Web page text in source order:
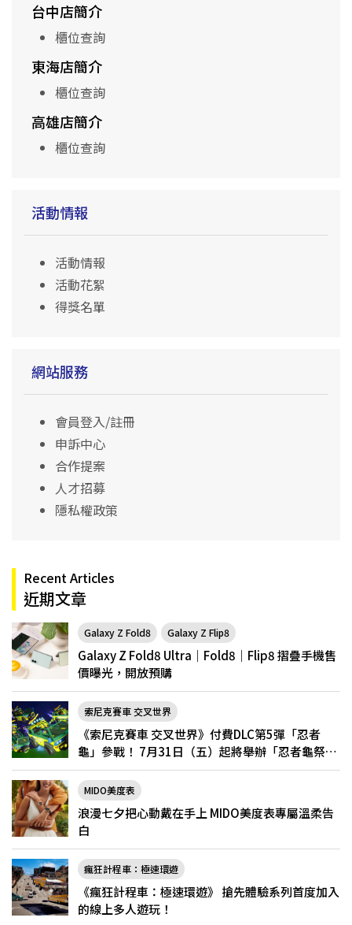
台中店簡介
櫃位查詢
東海店簡介
櫃位查詢
高雄店簡介
櫃位查詢
活動情報
活動情報
活動花絮
得獎名單
網站服務
會員登入/註冊
申訴中心
合作提案
人才招募
隱私權政策
Recent Articles
近期文章
Galaxy Z Fold8 Galaxy Z Flip8
Galaxy Z Fold8 Ultra｜Fold8｜Flip8 摺疊手機售
價曝光，開放預購
索尼克賽車 交叉世界
《索尼克賽車 交叉世界》付費DLC第5彈「忍者
龜」參戰！ 7月31日（五）起將舉辦「忍者龜祭
典」
MIDO美度表
浪漫七夕把心動戴在手上 MIDO美度表專屬溫柔告
白
瘋狂計程車：極速環遊
《瘋狂計程車：極速環遊》 搶先體驗系列首度加入
的線上多人遊玩！